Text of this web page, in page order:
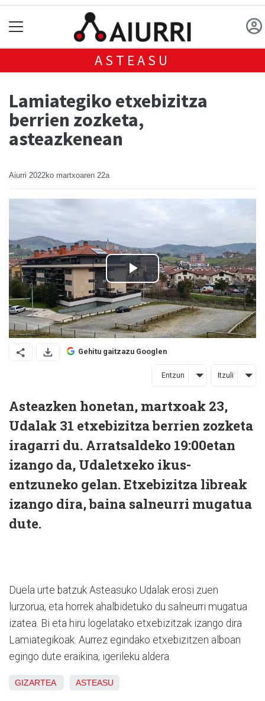
ASTEASU
Lamiategiko etxebizitza
berrien zozketa,
asteazkenean
Aiurri 2022ko martxoaren 22a
Gehitu gaitzazu Googlen
Entzun Itzuli
Asteazken honetan, martxoak 23,
Udalak 31 etxebizitza berrien zozketa
iragarri du. Arratsaldeko 19:00etan
izango da, Udaletxeko ikus-
entzuneko gelan. Etxebizitza libreak
izango dira, baina salneurri mugatua
dute.
Duela urte batzuk Asteasuko Udalak erosi zuen
lurzorua, eta horrek ahalbidetuko du salneurri mugatua
izatea. Bi eta hiru logelatako etxebizitzak izango dira
Lamiategikoak. Aurrez egindako etxebizitzen alboan
egingo dute eraikina, igerileku aldera.
GIZARTEA ASTEASU